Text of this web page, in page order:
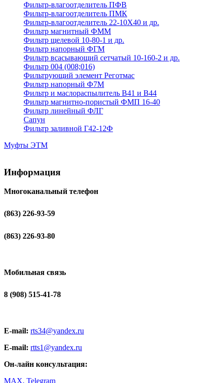
Фильтр-влагоотделитель ПФВ
Фильтр-влагоотделитель ПМК
Фильтр-влагоотделитель 22-10Х40 и др.
Фильтр магнитный ФММ
Фильтр щелевой 10-80-1 и др.
Фильтр напорный ФГМ
Фильтр всасывающий сетчатый 10-160-2 и др.
Фильтр 004 (008;016)
Фильтрующий элемент Реготмас
Фильтр напорный Ф7М
Фильтр и маслораспылитель В41 и В44
Фильтр магнитно-пористый ФМП 16-40
Фильтр линейный ФЛГ
Сапун
Фильтр заливной Г42-12Ф
Муфты ЭТМ
Информация
Многоканальный телефон
(863) 226-93-59
(863) 226-93-80
Мобильная связь
8 (908) 515-41-78
E-mail: rts34@yandex.ru
E-mail: rtts1@yandex.ru
Он-лайн консультация:
MAX, Telegram